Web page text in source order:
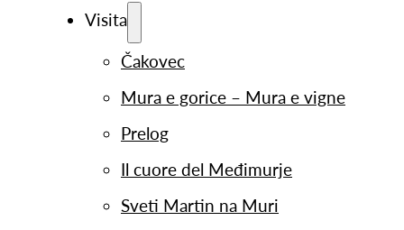
Visita
Čakovec
Mura e gorice – Mura e vigne
Prelog
Il cuore del Međimurje
Sveti Martin na Muri